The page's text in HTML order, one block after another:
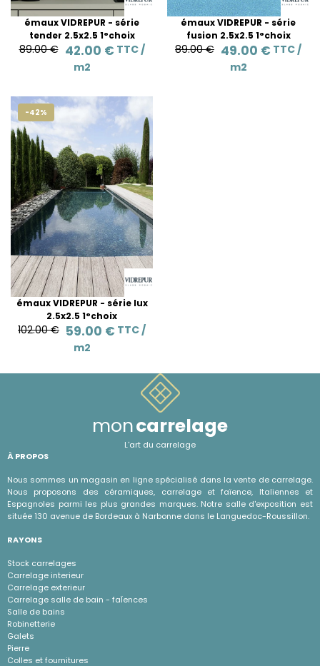
émaux VIDREPUR - série
tender 2.5x2.5 1°choix
89.00 € 42.00 € TTC /
m2
émaux VIDREPUR - série
fusion 2.5x2.5 1°choix
89.00 € 49.00 € TTC /
m2
-42%
émaux VIDREPUR - série lux
2.5x2.5 1°choix
102.00 € 59.00 € TTC /
m2
moncarrelage
L'art du carrelage
À PROPOS
Nous sommes un magasin en ligne spécialisé dans la vente de carrelage.
Nous proposons des céramiques, carrelage et faïence, Italiennes et
Espagnoles parmi les plus grandes marques. Notre salle d'exposition est
située 130 avenue de Bordeaux à Narbonne dans le Languedoc-Roussillon.
RAYONS
Stock carrelages
Carrelage interieur
Carrelage exterieur
Carrelage salle de bain - faÏences
Salle de bains
Robinetterie
Galets
Pierre
Colles et fournitures